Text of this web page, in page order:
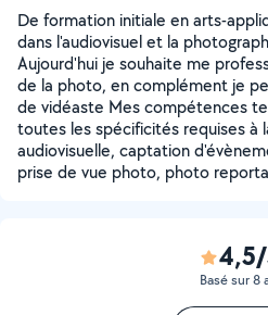
De formation initiale en arts-
dans l'audiovisuel et la
Aujourd'hui je souhaite me
de la photo, en complément je
de vidéaste Mes compétences
toutes les spécificités requises
audiovisuelle, captation
prise de vue photo, photo
Basé sur 8